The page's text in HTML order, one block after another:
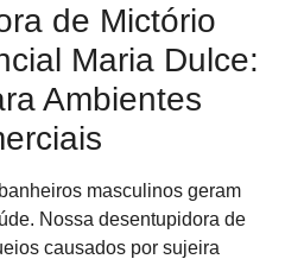
de Mictório
Maria Dulce:
Ambientes
masculinos geram
Nossa desentupidora de
causados por sujeira